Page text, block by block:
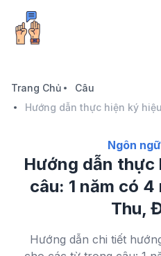
Trang Chủ
Câu
Ngôn
Hướng dẫn thực
câu: 1 năm có 4
Thu,
Hướng dẫn chi tiết